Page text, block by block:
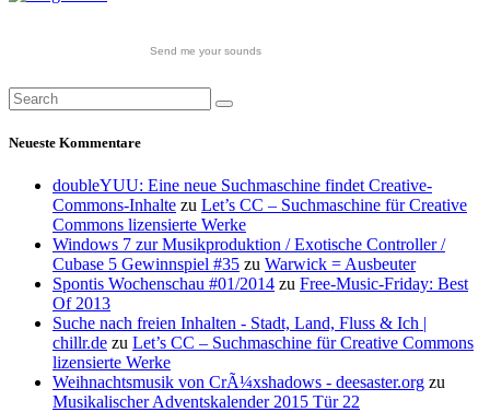
Send me your sounds
Neueste Kommentare
doubleYUU: Eine neue Suchmaschine findet Creative-
Commons-Inhalte zu Let’s CC – Suchmaschine für Creative
Commons lizensierte Werke
Windows 7 zur Musikproduktion / Exotische Controller /
Cubase 5 Gewinnspiel #35 zu Warwick = Ausbeuter
Spontis Wochenschau #01/2014 zu Free-Music-Friday: Best
Of 2013
Suche nach freien Inhalten - Stadt, Land, Fluss & Ich |
chillr.de zu Let’s CC – Suchmaschine für Creative Commons
lizensierte Werke
Weihnachtsmusik von CrÃ¼xshadows - deesaster.org zu
Musikalischer Adventskalender 2015 Tür 22